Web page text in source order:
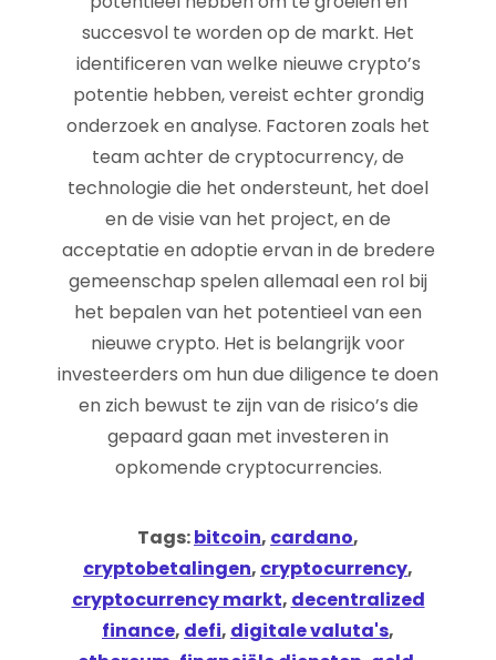
succesvol te worden op de markt. Het
identificeren van welke nieuwe crypto’s
potentie hebben, vereist echter grondig
onderzoek en analyse. Factoren zoals het
team achter de cryptocurrency, de
technologie die het ondersteunt, het doel
en de visie van het project, en de
acceptatie en adoptie ervan in de bredere
gemeenschap spelen allemaal een rol bij
het bepalen van het potentieel van een
nieuwe crypto. Het is belangrijk voor
investeerders om hun due diligence te doen
en zich bewust te zijn van de risico’s die
gepaard gaan met investeren in
opkomende cryptocurrencies.
Tags:bitcoin, cardano,
cryptobetalingen, cryptocurrency,
cryptocurrency markt, decentralized
finance, defi, digitale valuta's,